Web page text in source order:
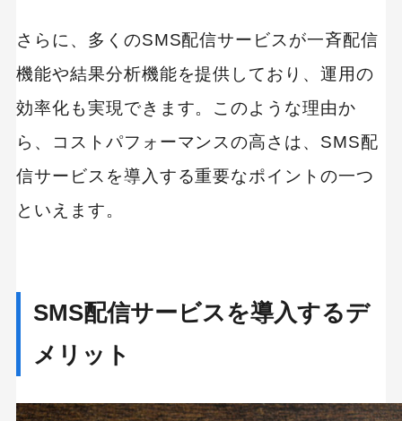
検索する
プログラミング教育
職種
転職
さらに、多くのSMS配信サービスが一斉配信
機能や結果分析機能を提供しており、運用の
効率化も実現できます。このような理由か
ら、コストパフォーマンスの高さは、SMS配
信サービスを導入する重要なポイントの一つ
といえます。
SMS配信サービスを導入するデ
メリット